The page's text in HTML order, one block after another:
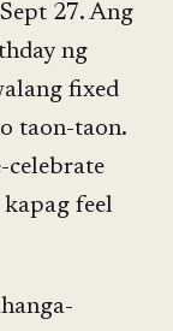
27. Ang
ng
fixed
taon-taon.
celebrate
feel